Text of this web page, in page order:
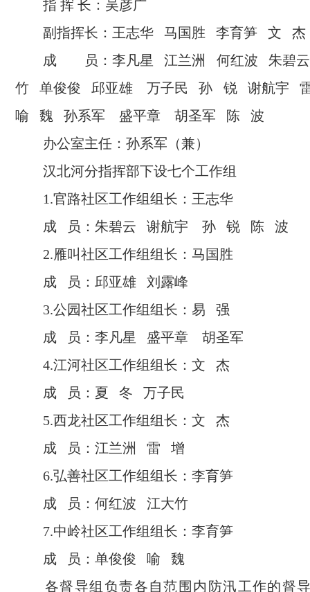
指 挥 长：吴彦广
副指挥长：王志华 马国胜 李育笋 文
成 员：李凡星 江兰洲 何红波 朱碧
竹 单俊俊 邱亚雄 万子民 孙 锐 谢航宇
喻 魏 孙系军 盛平章 胡圣军 陈 波
办公室主任：孙系军（兼）
汉北河分指挥部下设七个工作组
1.官路社区工作组组长：王志华
成 员：朱碧云 谢航宇 孙 锐 陈 波
2.雁叫社区工作组组长：马国胜
成 员：邱亚雄 刘露峰
3.公园社区工作组组长：易 强
成 员：李凡星 盛平章 胡圣军
4.江河社区工作组组长：文 杰
成 员：夏 冬 万子民
5.西龙社区工作组组长：文 杰
成 员：江兰洲 雷 增
6.弘善社区工作组组长：李育笋
成 员：何红波 江大竹
7.中岭社区工作组组长：李育笋
成 员：单俊俊 喻 魏
各督导组负责各自范围内防汛工作的督